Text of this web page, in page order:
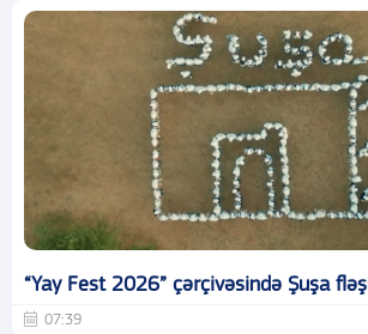
“Yay Fest 2026” çərçivəsində Şuşa
07:39